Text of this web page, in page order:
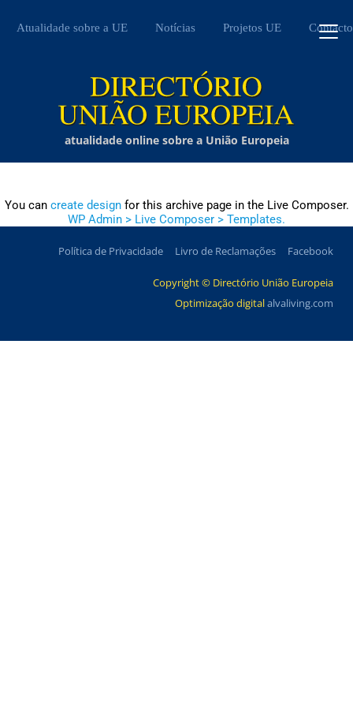
Atualidade sobre a UE Notícias Projetos UE Contacto
atualidade online sobre a União Europeia
You can create designfor this archive page in the Live Composer.
WP Admin > Live Composer > Templates.
Política de Privacidade Livro de Reclamações Facebook
Copyright © Directório União Europeia
Optimização digitalalvaliving.com